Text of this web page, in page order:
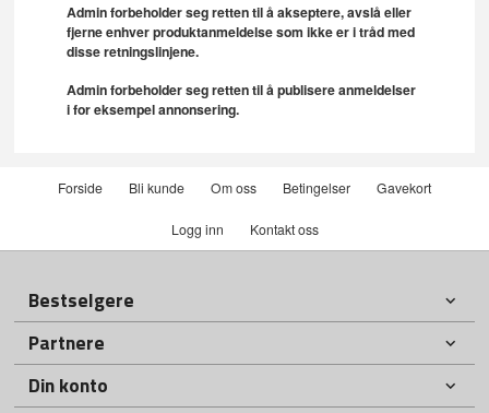
Admin forbeholder seg retten til å akseptere, avslå eller
fjerne enhver produktanmeldelse som ikke er i tråd med
disse retningslinjene.
Admin forbeholder seg retten til å publisere anmeldelser
i for eksempel annonsering.
Forside Bli kunde Om oss Betingelser Gavekort
Logg inn Kontakt oss
Bestselgere
Partnere
Din konto